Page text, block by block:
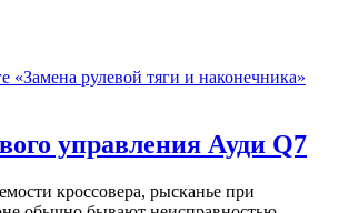
«Замена рулевой тяги и наконечника»
управления Ауди Q7
кроссовера, рысканье при